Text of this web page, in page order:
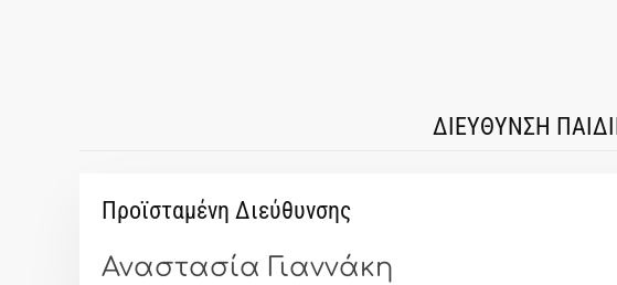
ΔΙΕΥΘΥΝΣΗ
Προϊσταμένη Διεύθυνσης
Αναστασία Γιαννάκη